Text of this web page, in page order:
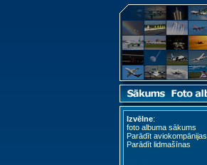
Izvēlne:
foto albuma sākums
Parādīt aviokompānijas
Parādīt lidmašīnas